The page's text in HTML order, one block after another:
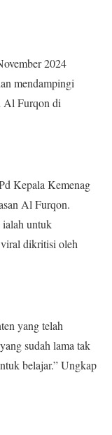
2024
mendampingi
Al Furqon di
Kepala Kemenag
Al Furqon.
untuk
viral dikritisi oleh
yang telah
sudah lama tak
belajar.” Ungkap